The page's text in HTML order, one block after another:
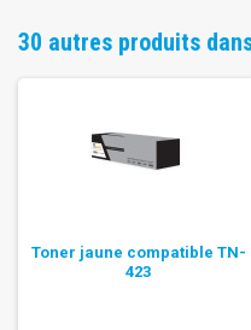
30 autres produits
Toner jaune compatible TN-
423